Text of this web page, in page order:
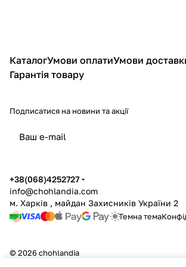
КаталогУмови оплатиУмови
Гарантія товару
Подписатися на новини та акції
політикою
+38(068)4252727
info@chohlandia.com
м. Харків , майдан Захисників України 2
Темна тема
© 2026 chohlandia